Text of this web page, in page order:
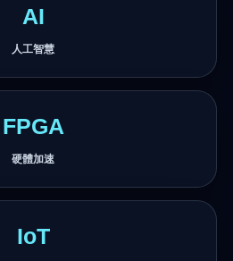
AI
人工智慧
FPGA
硬體加速
IoT